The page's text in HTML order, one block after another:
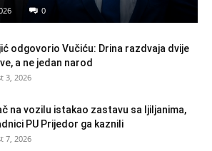
0
odgovorio Vučiću: Drina razdvaja dvije
a ne jedan narod
3, 2026
na vozilu istakao zastavu sa ljiljanima,
PU Prijedor ga kaznili
7, 2026